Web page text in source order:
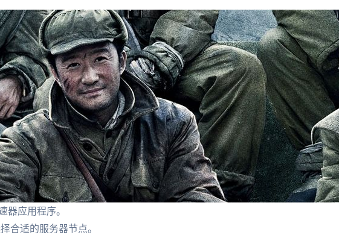
器应用程序。
合适的服务器节点。